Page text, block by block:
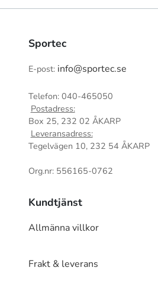
Sportec
E-post: info@sportec.se
Telefon: 040-465050
Postadress:
Box 25, 232 02 ÅKARP
Leveransadress:
Tegelvägen 10, 232 54 ÅKARP
Org.nr: 556165-0762
Kundtjänst
Allmänna villkor
Frakt & leverans